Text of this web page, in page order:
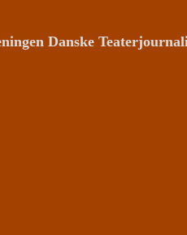
Danske